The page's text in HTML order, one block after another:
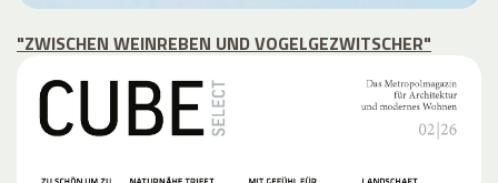
"ZWISCHEN WEINREBEN UND VOGELGEZWITSCHER"